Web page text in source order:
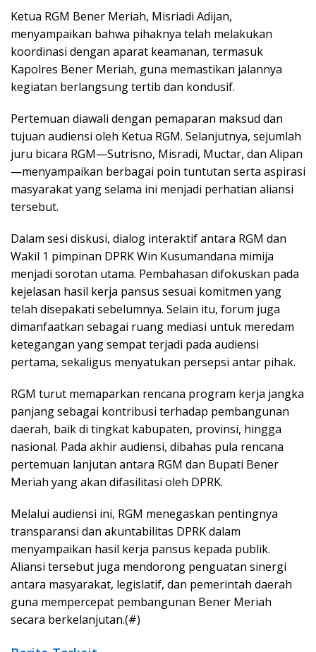
Ketua RGM Bener Meriah, Misriadi Adijan,
menyampaikan bahwa pihaknya telah melakukan
koordinasi dengan aparat keamanan, termasuk
Kapolres Bener Meriah, guna memastikan jalannya
kegiatan berlangsung tertib dan kondusif.
Pertemuan diawali dengan pemaparan maksud dan
tujuan audiensi oleh Ketua RGM. Selanjutnya, sejumlah
juru bicara RGM—Sutrisno, Misradi, Muctar, dan Alipan
—menyampaikan berbagai poin tuntutan serta aspirasi
masyarakat yang selama ini menjadi perhatian aliansi
tersebut.
Dalam sesi diskusi, dialog interaktif antara RGM dan
Wakil 1 pimpinan DPRK Win Kusumandana mimija
menjadi sorotan utama. Pembahasan difokuskan pada
kejelasan hasil kerja pansus sesuai komitmen yang
telah disepakati sebelumnya. Selain itu, forum juga
dimanfaatkan sebagai ruang mediasi untuk meredam
ketegangan yang sempat terjadi pada audiensi
pertama, sekaligus menyatukan persepsi antar pihak.
RGM turut memaparkan rencana program kerja jangka
panjang sebagai kontribusi terhadap pembangunan
daerah, baik di tingkat kabupaten, provinsi, hingga
nasional. Pada akhir audiensi, dibahas pula rencana
pertemuan lanjutan antara RGM dan Bupati Bener
Meriah yang akan difasilitasi oleh DPRK.
Melalui audiensi ini, RGM menegaskan pentingnya
transparansi dan akuntabilitas DPRK dalam
menyampaikan hasil kerja pansus kepada publik.
Aliansi tersebut juga mendorong penguatan sinergi
antara masyarakat, legislatif, dan pemerintah daerah
guna mempercepat pembangunan Bener Meriah
secara berkelanjutan.(#)